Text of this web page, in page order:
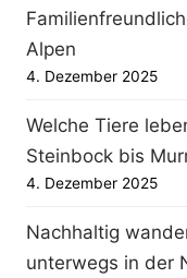
Alpen
4. Dezember 2025
Welche Tiere
Steinbock bis
4. Dezember 2025
Nachhaltig
unterwegs in der